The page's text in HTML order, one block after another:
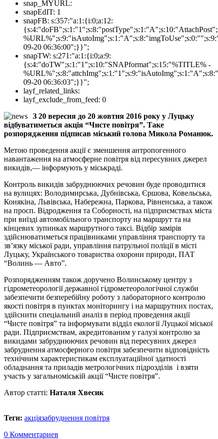
snap_MYURL:
snapEdIT: 1
snapFB: s:357:"a:1:{i:0;a:12:
09-20 06:36:00";}}";
snapTW: s:271:"a:1:{i:0;a:9:
{s:4:"doTW";s:1:"1";s:10:"SNAPformat";s:15:"%TITLE% -
09-20 06:36:03";}}";
layf_related_links:
layf_exclude_from_feed: 0
З 20 вересня до 20 жовтня 2016 року у Луцьку
відбуватиметься акція “Чисте повітря”. Таке
розпорядження підписав міський голова Микола Романюк.
Метою проведення акції є зменшення антропогенного
навантаження на атмосферне повітря від пересувних джерел
викидів,— інформують у міськраді.
Контроль викидів забруднюючих речовин буде проводитися
на вулицях: Володимирська, Дубнівська, Єршова, Ковельська,
Конякіна, Львівська, Набережна, Паркова, Рівненська, а також
на просп. Відродження та Соборності, на підприємствах міста
при виїзді автомобільного транспорту на маршрут та на
кінцевих зупинках маршрутного таксі. Відбір замірів
здійснюватиметься працівниками управління транспорту та
зв’язку міської ради, управління патрульної поліції в місті
Луцьку, Українського товариства охорони природи, ПАТ
“Волинь — Авто”.
Розпорядженням також доручено Волинському центру з
гідрометеорології державної гідрометеорологічної служби
забезпечити безперебійну роботу з лабораторного контролю
якості повітря в пунктах моніторингу і на маршрутних постах,
здійснити спеціальний аналіз в період проведення акції
“Чисте повітря” та інформувати відділ екології Луцької міської
ради. Підприємствам, акредитованим у галузі контролю за
викидами забруднюючих речовин від пересувних джерел
забруднення атмосферного повітря забезпечити відповідність
технічним характеристикам експлуатаційної здатності
обладнання та приладів метрологічних підрозділів і взяти
участь у загальноміській акції “Чисте повітря”.
Автор статті: Наталя Хвесик
Теги: акціязабруднення повітря
0 Комментариев